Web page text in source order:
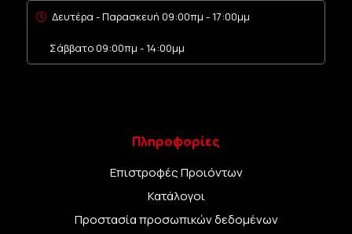
Δευτέρα - Παρασκευή 09:00πμ - 17:00μμ
Σάββατο 09:00πμ - 14:00μμ
Πληροφορίες
Επιστροφές Προιόντων
Κατάλογοι
Προστασία προσωπικών δεδομένων